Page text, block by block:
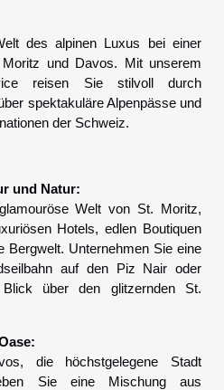
des alpinen Luxus bei einer
und Davos. Mit unserem
reisen Sie stilvoll durch
spektakuläre Alpenpässe und
der Schweiz.
und Natur:
Welt von St. Moritz,
Hotels, edlen Boutiquen
Bergwelt. Unternehmen Sie eine
auf den Piz Nair oder
über den glitzernden St.
die höchstgelegene Stadt
Sie eine Mischung aus